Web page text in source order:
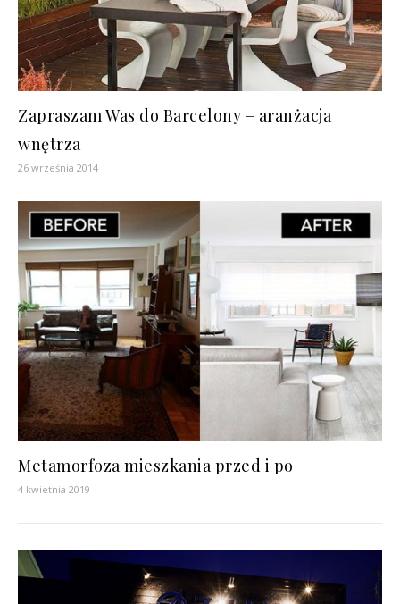
Zapraszam Was do Barcelony – aranżacja
wnętrza
26 września 2014
Metamorfoza mieszkania przed i po
4 kwietnia 2019